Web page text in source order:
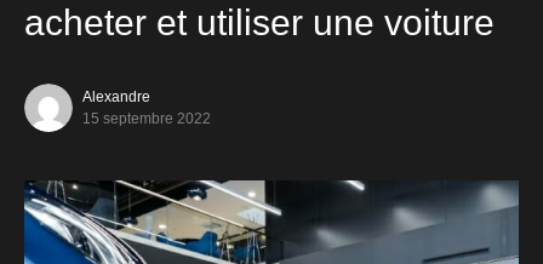
acheter et utiliser une voiture
Alexandre
15 septembre 2022